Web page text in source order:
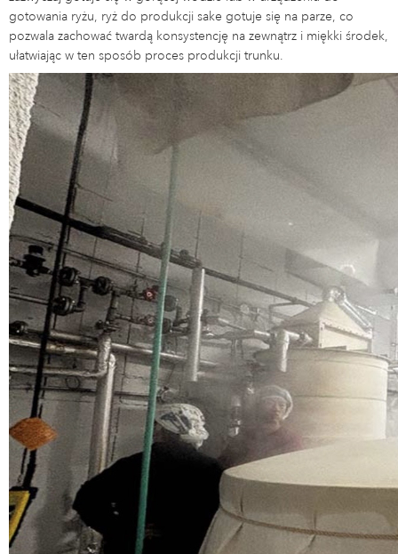
gotowania ryżu, ryż do produkcji sake gotuje się na parze, co
pozwala zachować twardą konsystencję na zewnątrz i miękki środek,
ułatwiając w ten sposób proces produkcji trunku.